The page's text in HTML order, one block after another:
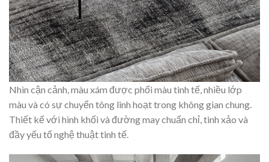
Nhìn cận cảnh, màu xám được phối màu tinh tế, nhiều lớp
màu và có sự chuyển tông linh hoạt trong không gian chung.
Thiết kế với hình khối và đường may chuẩn chỉ, tinh xảo và
đầy yếu tố nghệ thuật tinh tế.